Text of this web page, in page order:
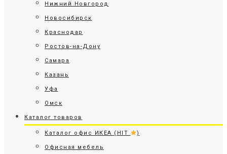
Нижний Новгород
Новосибирск
Краснодар
Ростов-на-Дону
Самара
Казань
Уфа
Омск
Каталог товаров
Каталог офис ИКЕА (HIT )
Офисная мебель